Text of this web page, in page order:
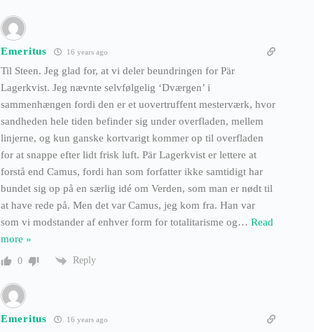
Emeritus 16 years ago
Til Steen. Jeg glad for, at vi deler beundringen for Pär
Lagerkvist. Jeg nævnte selvfølgelig ‘Dværgen’ i
sammenhængen fordi den er et uovertruffent mesterværk, hvor
sandheden hele tiden befinder sig under overfladen, mellem
linjerne, og kun ganske kortvarigt kommer op til overfladen
for at snappe efter lidt frisk luft. Pär Lagerkvist er lettere at
forstå end Camus, fordi han som forfatter ikke samtidigt har
bundet sig op på en særlig idé om Verden, som man er nødt til
at have rede på. Men det var Camus, jeg kom fra. Han var
som vi modstander af enhver form for totalitarisme og… Read
more »
0 Reply
Emeritus 16 years ago